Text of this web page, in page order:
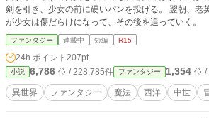
剣を引き、少女の前に硬いパンを投げる。 翌朝、老英雄は一人で森を出る。だ
が少女は傷だらけになって、その後を追っていく。
ファンタジー 連載中 短編 R15
24h.ポイント 207pt
小説 6,786 位 / 228,785件 ファンタジー 1,354 位
異世界 ファンタジー 魔法 西洋 中世